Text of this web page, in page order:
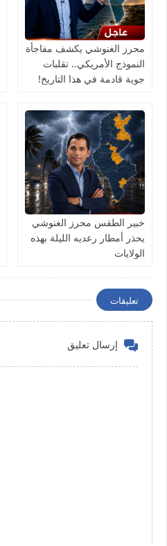
محرز الغنوشي يكشف مفاجأة
النموذج الأمريكي.. تقلبات
جوية قادمة في هذا التاريخ!
خبير الطقس محرز الغنوشي
يحذر أمطار رعديه الليلة بهذه
الولايات
تعليقات
إرسال تعليق